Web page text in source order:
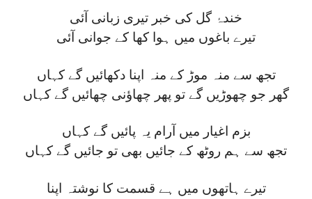
خندۂ گل کی خبر تیری زبانی آئی
تیرے باغوں میں ہوا کھا کے جوانی آئی
تجھ سے منہ موڑ کے منہ اپنا دکھائیں گے کہاں
گھر جو چھوڑیں گے تو پھر چھاؤنی چھائیں گے کہاں
بزم اغیار میں آرام یہ پائیں گے کہاں
تجھ سے ہم روٹھ کے جائیں بھی تو جائیں گے کہاں
تیرے ہاتھوں میں ہے قسمت کا نوشتہ اپنا